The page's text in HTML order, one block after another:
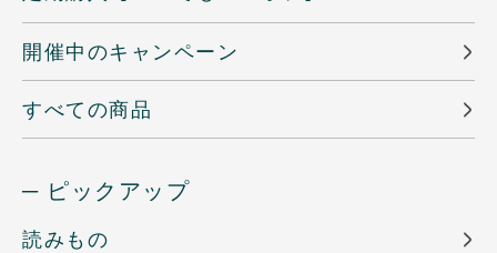
開催中のキャンペーン
すべての商品
─ ピックアップ
読みもの